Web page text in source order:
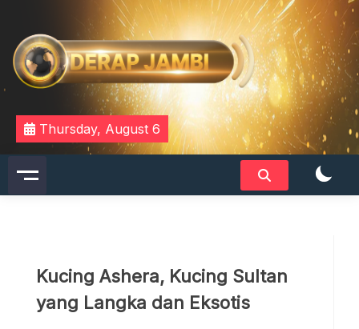
content
DERAPJAMBI
Thursday, August 6
Kucing Ashera, Kucing Sultan
yang Langka dan Eksotis